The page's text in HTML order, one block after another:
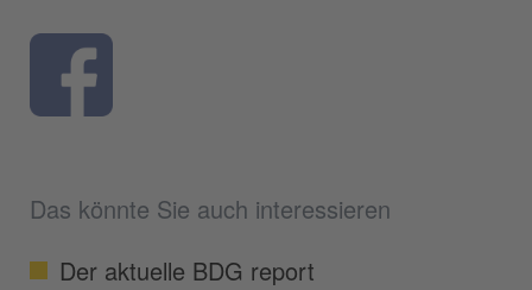
Das könnte Sie auch interessieren
Der aktuelle BDG report